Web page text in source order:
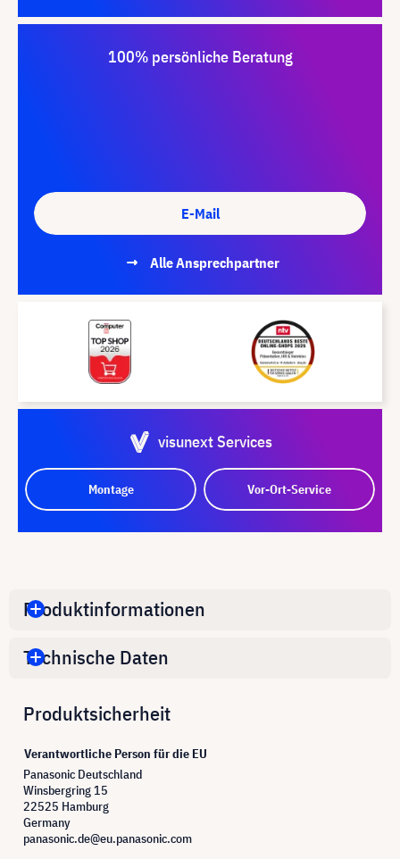
100% persönliche Beratung
E-Mail
Alle Ansprechpartner
visunext Services
Montage Vor-Ort-Service
Produktinformationen
Technische Daten
Produktsicherheit
Verantwortliche Person für die EU
Panasonic Deutschland
Winsbergring 15
22525 Hamburg
Germany
panasonic.de@eu.panasonic.com